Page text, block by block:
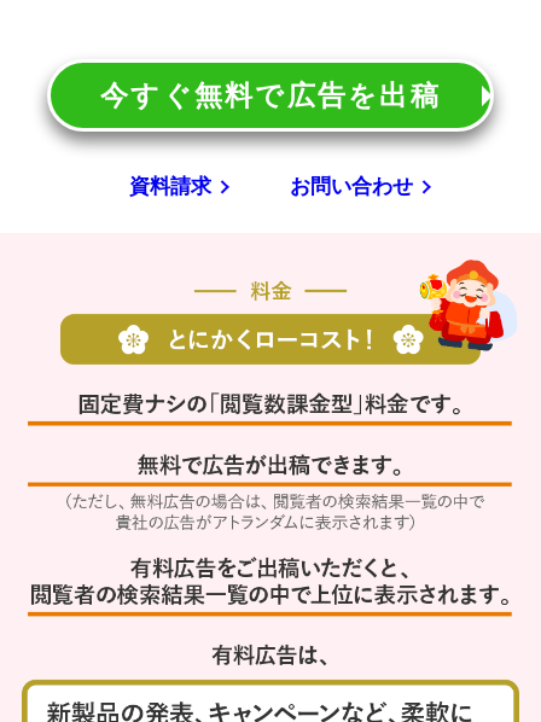
今すぐ無料で広告を出稿
資料請求 お問い合わせ